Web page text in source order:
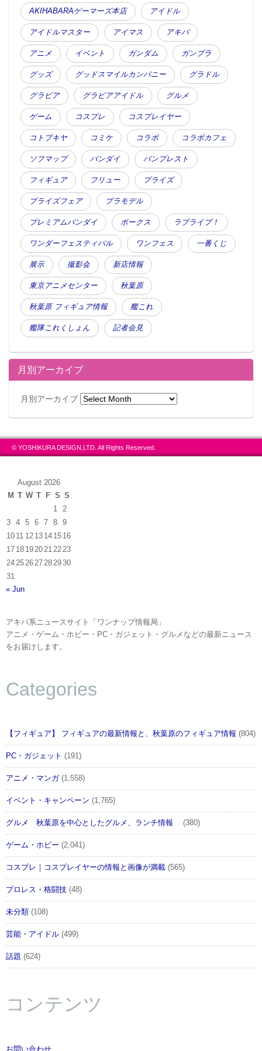
AKIHABARAゲーマーズ本店 アイドル
アイドルマスター アイマス アキバ
アニメ イベント ガンダム ガンプラ
グッズ グッドスマイルカンパニー グラドル
グラビア グラビアアイドル グルメ
ゲーム コスプレ コスプレイヤー
コトブキヤ コミケ コラボ コラボカフェ
ソフマップ バンダイ バンプレスト
フィギュア フリュー プライズ
プライズフェア プラモデル
プレミアムバンダイ ボークス ラブライブ！
ワンダーフェスティバル ワンフェス 一番くじ
展示 撮影会 新店情報
東京アニメセンター 秋葉原
秋葉原 フィギュア情報 艦これ
艦隊これくしょん 記者会見
月別アーカイブ
月別アーカイブ
© YOSHIKURA DESIGN,LTD. All Rights Reserved.
August 2026
M T W T F S S
1
2
3
4 5 6 7 8
9
10 11 12 13 14 15 16
17 18 19 20 21 22 23
24 25 26 27 28 2930
31
« Jun
アキバ系ニュースサイト「ワンナップ情報局」
アニメ・ゲーム・ホビー・PC・ガジェット・グルメなどの最新ニュース
をお届けします。
Categories
【フィギュア】 フィギュアの最新情報と、秋葉原のフィギュア情報 (804)
PC・ガジェット (191)
アニメ・マンガ(1,558)
イベント・キャンペーン (1,765)
グルメ 秋葉原を中心としたグルメ、ランチ情報 (380)
ゲーム・ホビー (2,041)
コスプレ｜コスプレイヤーの情報と画像が満載 (565)
プロレス・格闘技 (48)
未分類 (108)
芸能・アイドル (499)
話題 (624)
コンテンツ
お問い合わせ